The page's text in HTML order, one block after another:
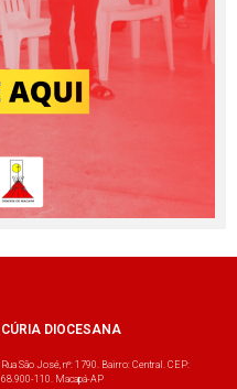
CÚRIA DIOCESANA
Rua São José, nº: 1790. Bairro: Central. CEP:
68.900-110. Macapá-AP